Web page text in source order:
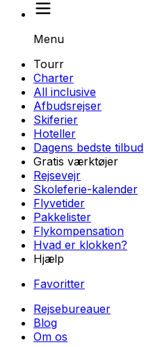
Menu
Tourr
Charter
All inclusive
Afbudsrejser
Skiferier
Hoteller
Dagens bedste tilbud
Gratis værktøjer
Rejsevejr
Skoleferie-kalender
Flyvetider
Pakkelister
Flykompensation
Hvad er klokken?
Hjælp
Favoritter
Rejsebureauer
Blog
Om os